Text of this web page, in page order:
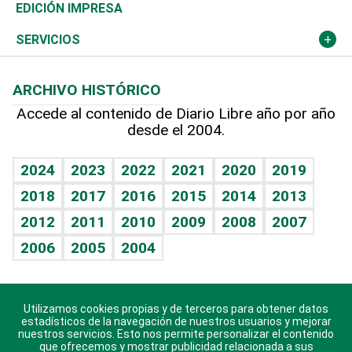
Caribe
Resto del mundo
Global y variable
Economía personal
Novedades
Podcast Arte Libre
Hablando con el pediatra
Vida y familia
Eñe
Celebrando la vida
Sin complejos
En pocas palabras
Escuchando al corazón
Olimpismo
Más deportes
TBT Deportivo
Noticiero Poteleche
Columnistas
Más firmas
Martes de tecnología
Cambio climático
Deportes
Opinión
Hecho en casa
Guía del dinero
EDICIÓN IMPRESA
SERVICIOS
Cumpleaños
Horóscopos
Crucigramas
ARCHIVO HISTÓRICO
Accede al contenido de Diario Libre año por año
desde el 2004.
2024 2023 2022 2021 2020
2019
2018
2017 2016 2015 2014
2013
2012
2011 2010 2009 2008
2007
2006
2005 2004
Descarga nuestras aplicaciones para Android, iOS y
sistema Huawei.
Utilizamos cookies propias y de terceros para obtener datos
estadísticos de la navegación de nuestros usuarios y mejorar
nuestros servicios. Esto nos permite personalizar el contenido
que ofrecemos y mostrar publicidad relacionada a sus